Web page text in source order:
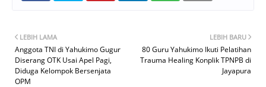
LEBIH BARU
80 Guru Yahukimo Ikuti Pelatihan
Trauma Healing Konplik TPNPB di
Jayapura
LEBIH LAMA
Anggota TNI di Yahukimo Gugur
Diserang OTK Usai Apel Pagi,
Diduga Kelompok Bersenjata
OPM